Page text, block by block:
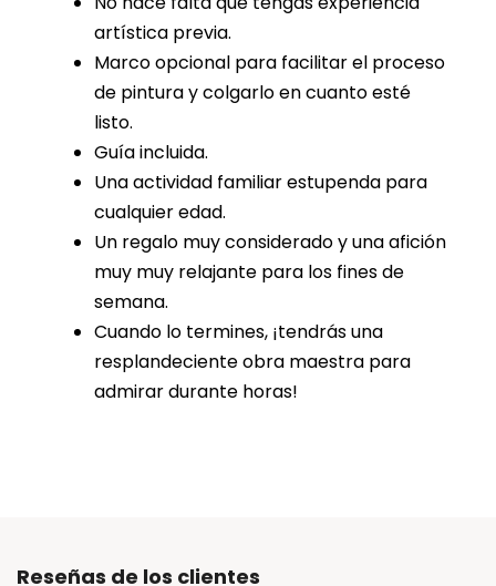
artística previa.
Marco opcional para facilitar el proceso
de pintura y colgarlo en cuanto esté
listo.
Guía incluida.
Una actividad familiar estupenda para
cualquier edad.
Un regalo muy considerado y una afición
muy muy relajante para los fines de
semana.
Cuando lo termines, ¡tendrás una
resplandeciente obra maestra para
admirar durante horas!
Reseñas de los clientes